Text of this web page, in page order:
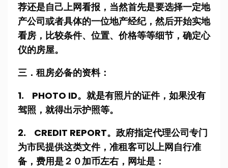
荐还是自己上网看报，当然首先是要选择一定地
产公司或者具体的一位地产经纪，然后开始实地
看房，比较条件、位置、价格等等细节，确定心
仪的房屋。
三．租房必备的资料：
1. PHOTO ID。就是有照片的证件，如果没有
驾照，就得出示护照等。
2. CREDIT REPORT。政府指定代理公司专门
为市民提供这类文件，准租客可以上网自行准
备，费用是２０加币左右，网址是：